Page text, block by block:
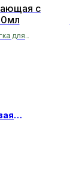
с
для
Предзаказ, оставьте заявку